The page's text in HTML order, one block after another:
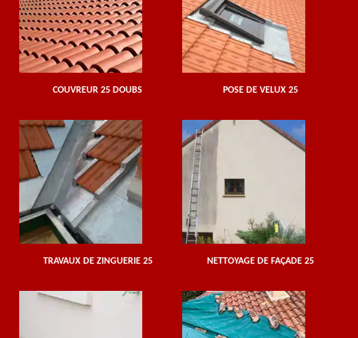
COUVREUR 25 DOUBS POSE DE VELUX 25
TRAVAUX DE ZINGUERIE 25 NETTOYAGE DE FAÇADE 25